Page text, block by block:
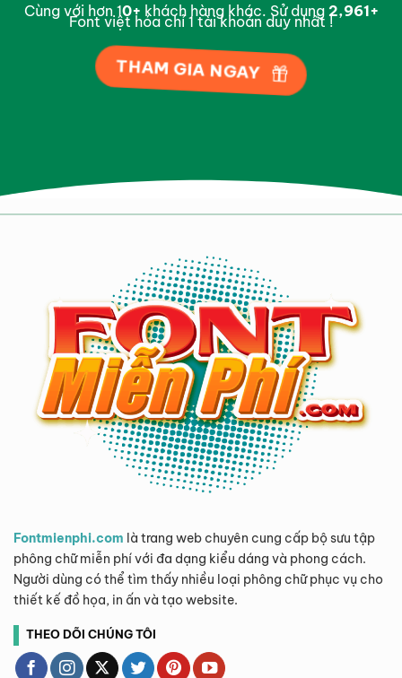
Cùng với hơn 10+khách hàng khác. Sử dụng 2,998+
Font việt hóa chỉ 1 tài khoản duy nhất !
THAM GIA NGAY
Fontmienphi.com là trang web chuyên cung cấp bộ sưu tập
phông chữ miễn phí với đa dạng kiểu dáng và phong cách.
Người dùng có thể tìm thấy nhiều loại phông chữ phục vụ cho
thiết kế đồ họa, in ấn và tạo website.
THEO DÕI CHÚNG TÔI